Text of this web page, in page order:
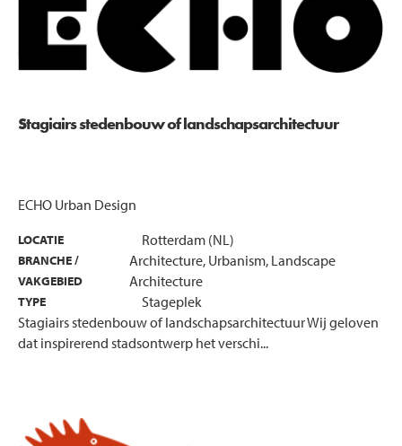
Stagiairs stedenbouw of landschapsarchitectuur
ECHO Urban Design
LOCATIE Rotterdam (NL)
BRANCHE /
VAKGEBIED
Architecture, Urbanism, Landscape
Architecture
TYPE
Stageplek
Stagiairs stedenbouw of landschapsarchitectuur Wij geloven
dat inspirerend stadsontwerp het verschi...